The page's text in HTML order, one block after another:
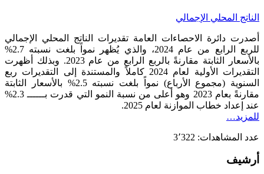
الناتج المحلي الإجمالي
أصدرت دائرة الاحصاءات العامة تقديرات الناتج المحلي الإجمالي
للربع الرابع من عام 2024، والذي يُظهر نمواً بلغت نسبته 2.7%
بالأسعار الثابتة مقارنةً بالربع الرابع من عام 2023. وبذلك أظهرت
التقديرات الأولية لعام 2024 كاملاً والمستندة إلى التقديرات ربع
السنوية (مجموع الأرباع) نمواً بلغت نسبته 2.5% بالأسعار الثابتة
مقارنةً بعام 2023 وهو أعلى من نسبة النمو التي قدرت بــــــ 2.3%
عند إعداد خطاب الموازنة لعام 2025.
للمزيد…
عدد المشاهدات: 3٬322
أرشيف